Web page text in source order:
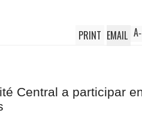
A-
PRINT EMAIL